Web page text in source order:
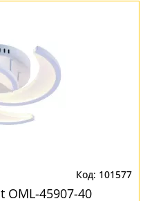
101577
OML-45907-40